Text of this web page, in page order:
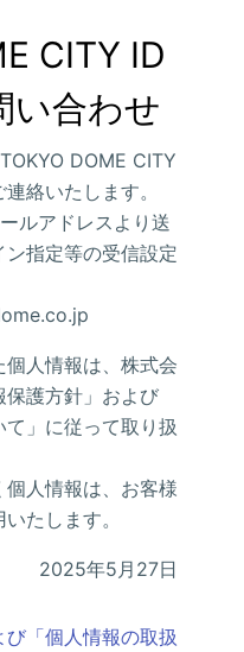
CITY ID
い合わせ
DOME CITY
絡いたします。
ルアドレスより送
指定等の受信設定
人情報は、株式会
護方針」および
て」に従って取り扱
人情報は、お客様
たします。
2025年5月27日
び「個人情報の取扱